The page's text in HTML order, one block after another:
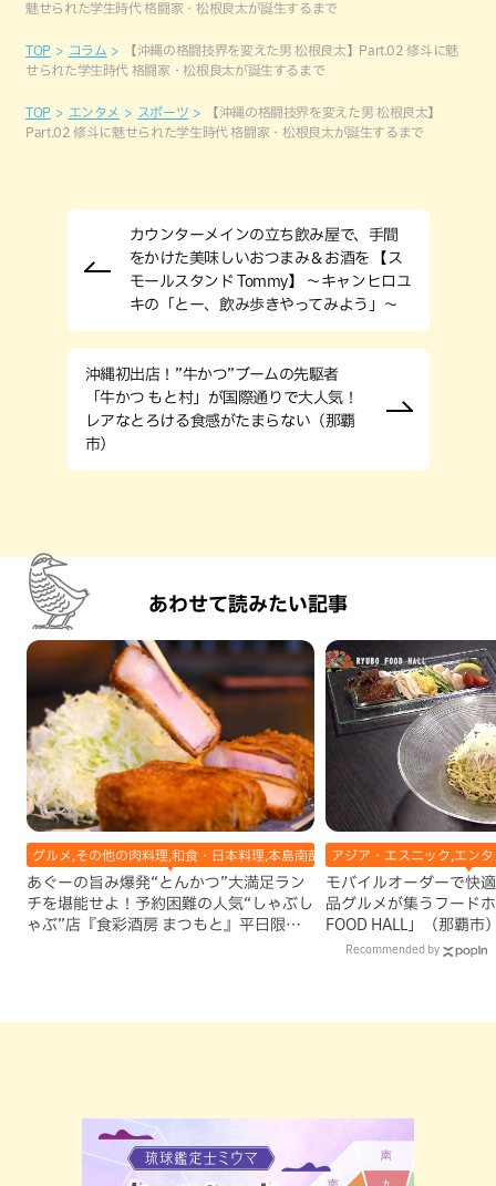
魅せられた学生時代 格闘家・松根良太が誕生するまで
TOP コラム
【沖縄の格闘技界を変えた男 松根良太】Part.02 修斗に魅
せられた学生時代 格闘家・松根良太が誕生するまで
TOP エンタメ スポーツ
【沖縄の格闘技界を変えた男 松根良太】
Part.02 修斗に魅せられた学生時代 格闘家・松根良太が誕生するまで
カウンターメインの⽴ち飲み屋で、⼿間
をかけた美味しいおつまみ＆お酒を 【ス
モールスタンド Tommy】 〜キャンヒロユ
キの「とー、飲み歩きやってみよう」〜
沖縄初出店！”牛かつ”ブームの先駆者
「牛かつ もと村」が国際通りで大人気！
レアなとろける食感がたまらない（那覇
市）
あわせて読みたい記事
グルメ,その他の肉料理,和食・日本料理,本島南部,那覇市
あぐーの旨み爆発“とんかつ”大満足ラン
チを堪能せよ！予約困難の人気“しゃぶし
ゃぶ”店『食彩酒房 まつもと』平日限定
アジア・エスニック,エン
モバイルオーダーで快
品グルメが集うフード
FOOD HALL」（那覇市
Recommended by